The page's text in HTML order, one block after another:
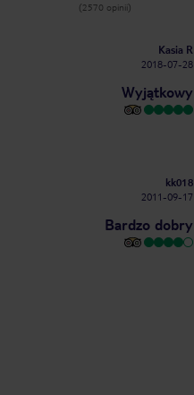
(2570 opinii)
Kasia R
2018-07-28
Wyjątkowy
kk018
2011-09-17
Bardzo dobry